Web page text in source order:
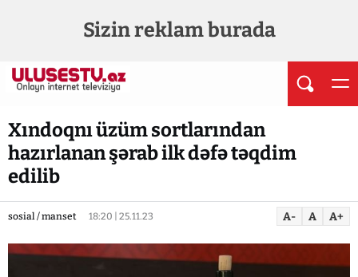
Sizin reklam burada
Xındoqnı üzüm sortlarından
hazırlanan şərab ilk dəfə təqdim
edilib
sosial / manset 18:20 | 25.11.23 A- A A+